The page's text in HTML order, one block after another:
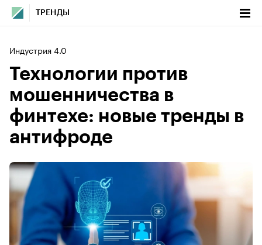
ТРЕНДЫ
Индустрия 4.0
Технологии против
мошенничества в
финтехе: новые тренды в
антифроде